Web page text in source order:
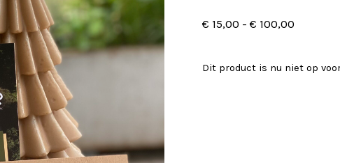
€ 15,00 - € 100,00
tot
Dit product is nu niet op